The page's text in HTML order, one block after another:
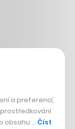
a preferencí,
obsahu … Číst